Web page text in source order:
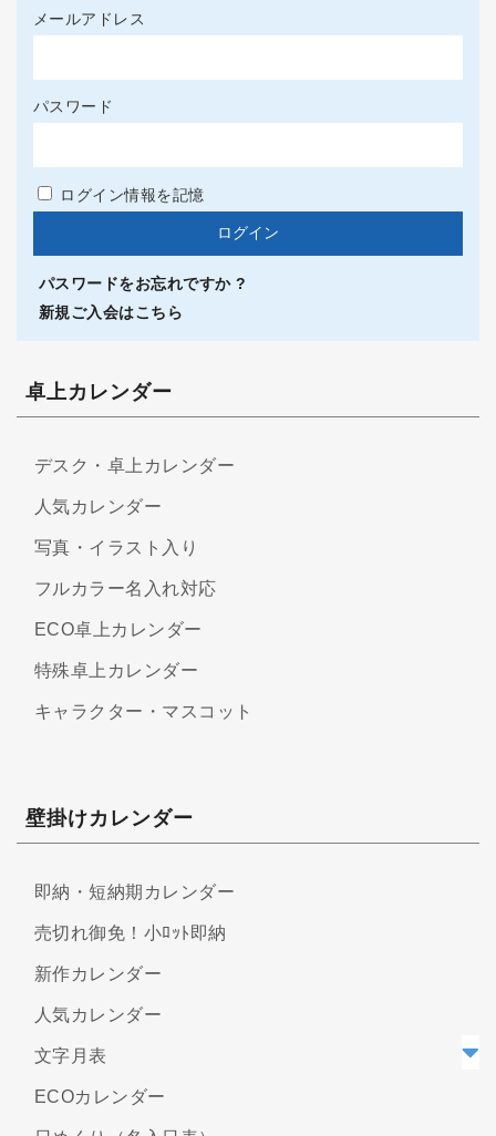
メールアドレス
パスワード
ログイン情報を記憶
パスワードをお忘れですか ?
新規ご入会はこちら
卓上カレンダー
デスク・卓上カレンダー
人気カレンダー
写真・イラスト入り
フルカラー名入れ対応
ECO卓上カレンダー
特殊卓上カレンダー
キャラクター・マスコット
壁掛けカレンダー
即納・短納期カレンダー
売切れ御免！小ﾛｯﾄ即納
新作カレンダー
人気カレンダー
文字月表
ECOカレンダー